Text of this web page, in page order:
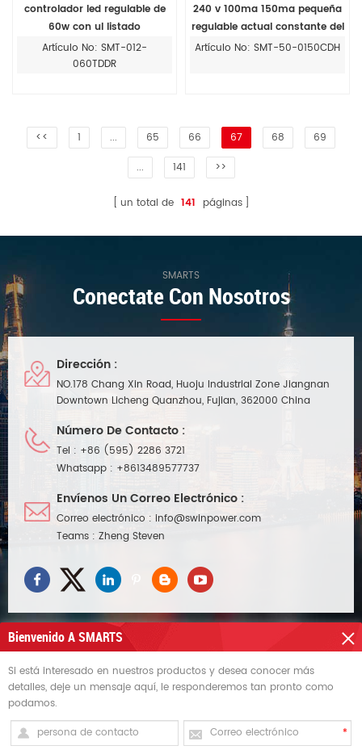
controlador led regulable de
60w con ul listado
Artículo No: SMT-012-
060TDDR
240 v 100ma 150ma pequeña
regulable actual constante del
conductor del led 6w 8w
Artículo No: SMT-50-0150CDH
<< 1 ... 65 66 67 68
69
...
141 >>
un total de 141 páginas
SMARTS
Conectate Con Nosotros
Dirección :
NO.178 Chang Xin Road, Huoju Industrial Zone Jiangnan
Downtown Licheng Quanzhou, Fujian, 362000 China
Número De Contacto :
Tel : +86 (595) 2286 3721
Whatsapp : +8613489577737
Envíenos Un Correo Electrónico :
Correo electrónico : info@swinpower.com
Teams : Zheng Steven
NECESITAS AYUDA
ETIQUETAS CALIENTES
REGÍSTRATE PARA RECIBIR ACTUALIZACIONES
Bienvenido A SMARTS
Si está interesado en nuestros productos y desea conocer más
detalles, deje un mensaje aquí, le responderemos tan pronto como
podamos.